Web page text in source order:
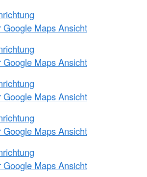
Google Maps Ansicht
Google Maps Ansicht
Google Maps Ansicht
Google Maps Ansicht
Google Maps Ansicht